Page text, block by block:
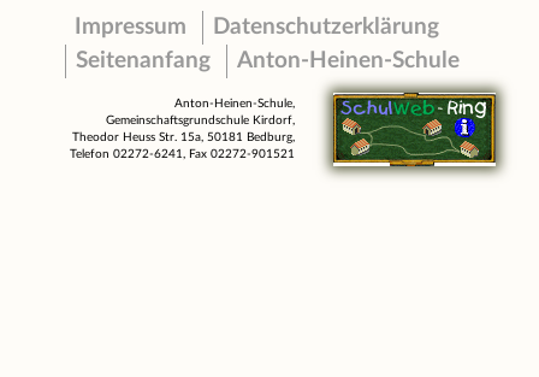
Impressum
Datenschutzerklärung
Seitenanfang
Anton-Heinen-Schule
Anton-Heinen-Schule,
Gemeinschaftsgrundschule Kirdorf,
Theodor Heuss Str. 15a, 50181 Bedburg,
Telefon 02272-6241, Fax 02272-901521